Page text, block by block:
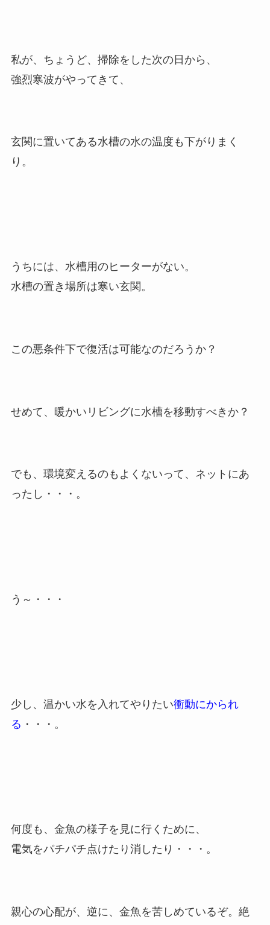
私が、ちょうど、掃除をした次の日から、
強烈寒波がやってきて、
玄関に置いてある水槽の水の温度も下がりまく
り。
うちには、水槽用のヒーターがない。
水槽の置き場所は寒い玄関。
この悪条件下で復活は可能なのだろうか？
せめて、暖かいリビングに水槽を移動すべきか？
でも、環境変えるのもよくないって、ネットにあ
ったし・・・。
う～・・・
少し、温かい水を入れてやりたい衝動にかられ
る ・・・。
何度も、金魚の様子を見に行くために、
電気をパチパチ点けたり消したり・・・。
親心の心配が、逆に、金魚を苦しめているぞ。絶